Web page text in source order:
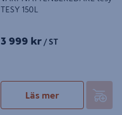
TESY 150L
3 999 kr / ST
Läs mer